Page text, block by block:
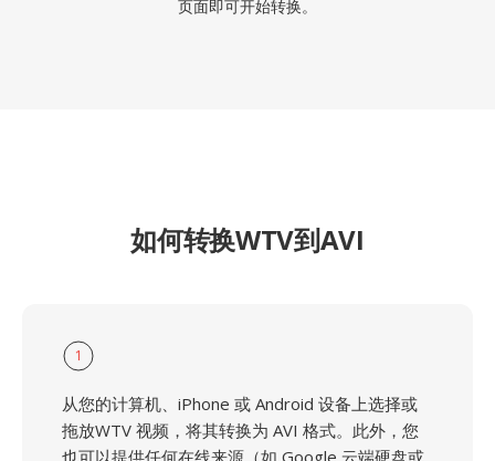
页面即可开始转换。
如何转换WTV到AVI
1
从您的计算机、iPhone 或 Android 设备上选择或
拖放WTV 视频，将其转换为 AVI 格式。此外，您
也可以提供任何在线来源（如 Google 云端硬盘或